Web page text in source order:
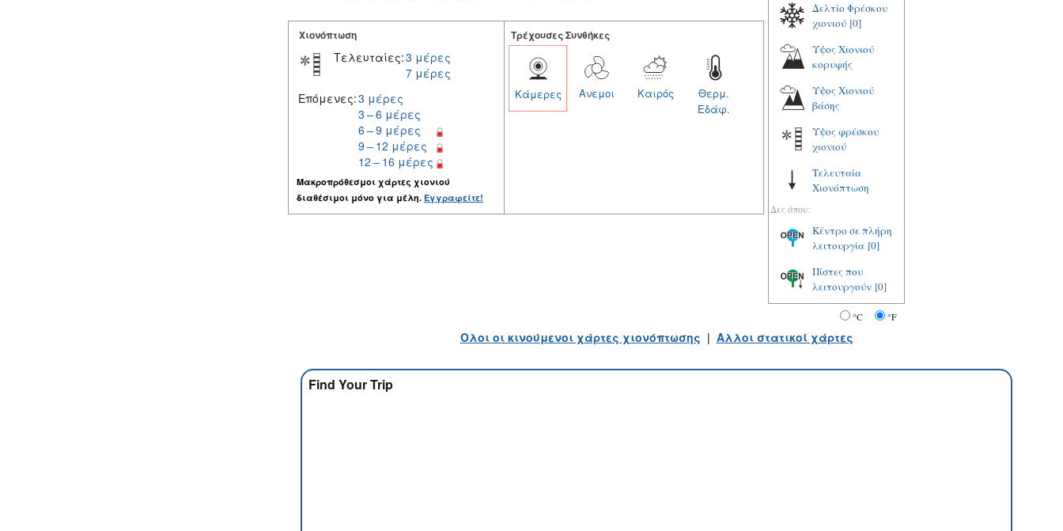
Χιονόπτωση
Τελευταίες:3 μέρες
7 μέρες
Επόμενες:3 μέρες
3 – 6 μέρες
6 – 9 μέρες
9 – 12 μέρες
12 – 16 μέρες
Μακροπρόθεσμοι χάρτες χιονιού
διαθέσιμοι μόνο για μέλη. Εγγραφείτε!
Tρέχουσες Συνθήκες
Θερμ.
Εδάφ.
Καιρός
Ανεμοι
Κάμερες
Δελτίο Φρέσκου
χιονιού [0]
Υψος Χιονιού
κορυφής
Υψος Χιονιού
βάσης
Υψος φρέσκου
χιονιού
Τελευταία
Χιονόπτωση
Δες όπου:
Κέντρο σε πλήρη
λειτουργία [0]
Πίστες που
λειτουργούν [0]
°C °F
Ολοι οι κινούμενοι χάρτες χιονόπτωσης | Αλλοι στατικοί χάρτες
Find Your Trip